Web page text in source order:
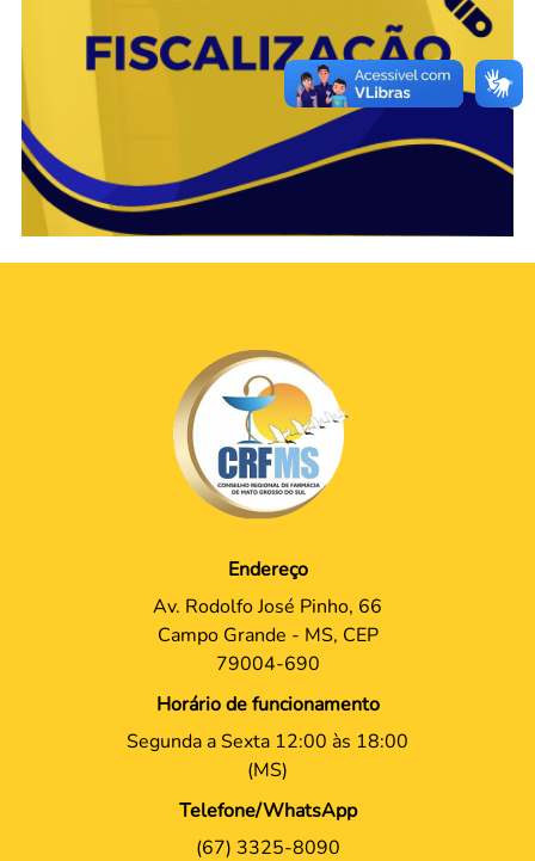
Endereço
Av. Rodolfo José Pinho, 66
Campo Grande - MS, CEP
79004-690
Horário de funcionamento
Segunda a Sexta 12:00 às 18:00
(MS)
Telefone/WhatsApp
(67) 3325-8090